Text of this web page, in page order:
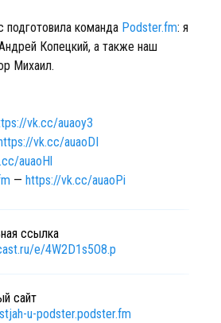
подготовила команда Podster.fm: я
Копецкий, а также наш
Михаил.
vk.cc/auaoy3
vk.cc/auaoDI
auaoHl
— https://vk.cc/auaoPi
ссылка
e/4W2D1s5O8.p
сайт
u-podster.podster.fm